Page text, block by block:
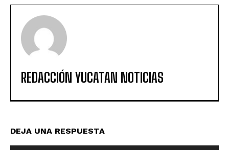
REDACCIÓN YUCATAN NOTICIAS
DEJA UNA RESPUESTA